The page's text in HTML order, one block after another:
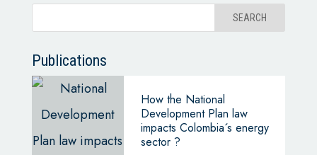
Publications
How the National
Development Plan law
impacts Colombia´s energy
sector ?